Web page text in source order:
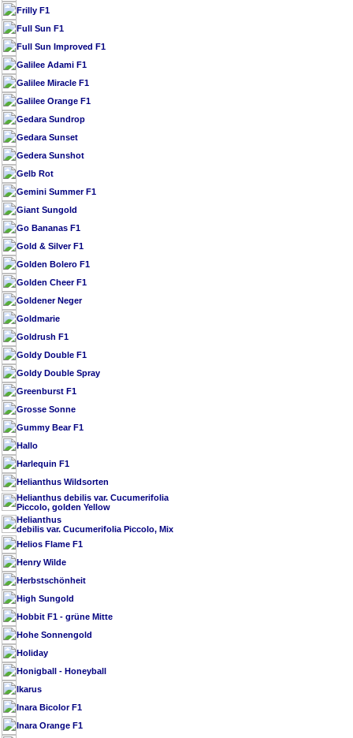
Frilly F1
Full Sun F1
Full Sun Improved F1
Galilee Adami F1
Galilee Miracle F1
Galilee Orange F1
Gedara Sundrop
Gedara Sunset
Gedera Sunshot
Gelb Rot
Gemini Summer F1
Giant Sungold
Go Bananas F1
Gold & Silver F1
Golden Bolero F1
Golden Cheer F1
Goldener Neger
Goldmarie
Goldrush F1
Goldy Double F1
Goldy Double Spray
Greenburst F1
Grosse Sonne
Gummy Bear F1
Hallo
Harlequin F1
Helianthus Wildsorten
Helianthus debilis var. Cucumerifolia
Piccolo, golden Yellow
Helianthus
debilis var. Cucumerifolia Piccolo, Mix
Helios Flame F1
Henry Wilde
Herbstschönheit
High Sungold
Hobbit F1 - grüne Mitte
Hohe Sonnengold
Holiday
Honigball - Honeyball
Ikarus
Inara Bicolor F1
Inara Orange F1